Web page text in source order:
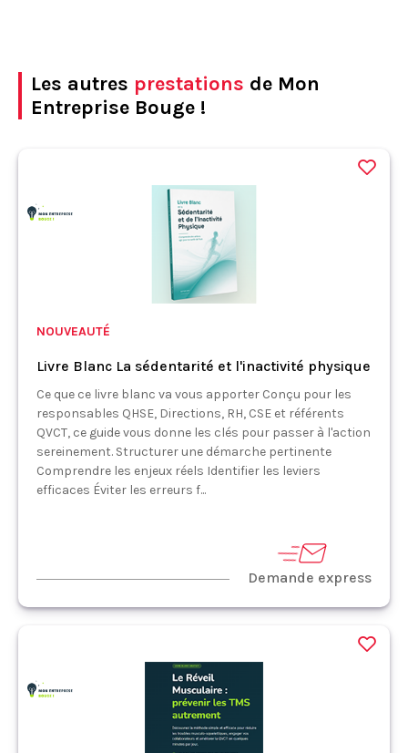
Les autres prestations de Mon
Entreprise Bouge !
NOUVEAUTÉ
Livre Blanc La sédentarité et l'inactivité physique
Ce que ce livre blanc va vous apporter Conçu pour les
responsables QHSE, Directions, RH, CSE et référents
QVCT, ce guide vous donne les clés pour passer à l'action
sereinement. Structurer une démarche pertinente
Comprendre les enjeux réels Identifier les leviers
efficaces Éviter les erreurs f...
Demande express